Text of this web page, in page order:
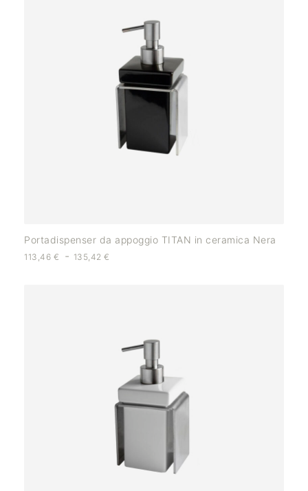
Portadispenser da appoggio TITAN in ceramica Nera
113,46 € - 135,42€